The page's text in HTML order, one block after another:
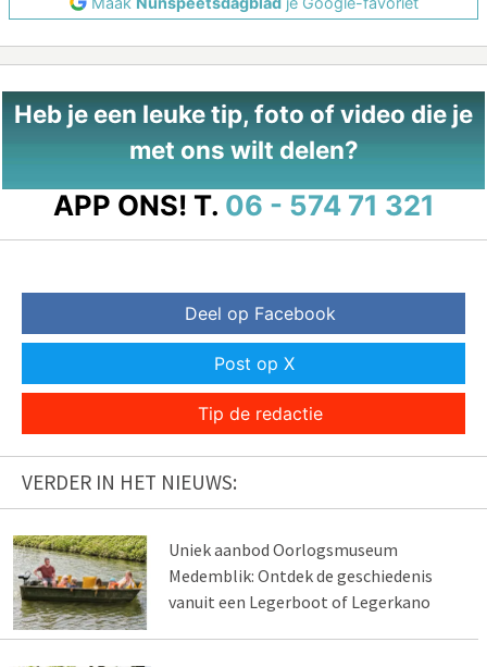
Heb je een leuke tip, foto of video die je
met ons wilt delen?
APP ONS! T. 06 - 574 71 321
Deel op Facebook
Post op X
Tip de redactie
VERDER IN HET NIEUWS:
Uniek aanbod Oorlogsmuseum
Medemblik: Ontdek de geschiedenis
vanuit een Legerboot of Legerkano